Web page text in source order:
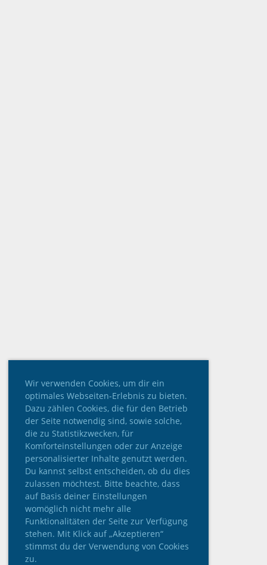
Wir verwenden Cookies, um dir ein
optimales Webseiten-Erlebnis zu bieten.
Dazu zählen Cookies, die für den Betrieb
der Seite notwendig sind, sowie solche,
die zu Statistikzwecken, für
Komforteinstellungen oder zur Anzeige
personalisierter Inhalte genutzt werden.
Du kannst selbst entscheiden, ob du dies
zulassen möchtest. Bitte beachte, dass
auf Basis deiner Einstellungen
womöglich nicht mehr alle
Funktionalitäten der Seite zur Verfügung
stehen. Mit Klick auf „Akzeptieren“
stimmst du der Verwendung von Cookies
zu.